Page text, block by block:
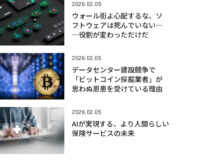
2026.02.05
ウォール街よ心配するな、ソ
フトウェアは死んでいない─
─役割が変わっただけだ
2026.02.05
データセンター建設競争で
「ビットコイン採掘業者」が
思わぬ恩恵を受けている理由
2026.02.05
AIが実現する、より人間らしい
保険サービスの未来